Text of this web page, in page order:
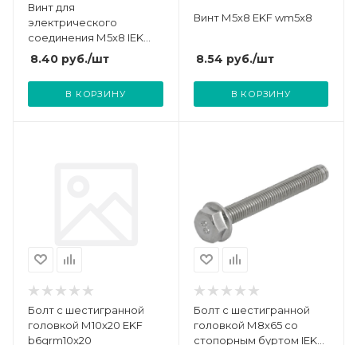
Винт для
электрического
соединения М5х8 IEK
CMZ12-VT-05-008
8.40 руб./шт
В КОРЗИНУ
Винт М5х8 EKF wm5x8
8.54 руб./шт
В КОРЗИНУ
Болт с шестигранной
головкой М10х20 EKF
b6grm10x20
Болт с шестигранной
головкой М8х65 со
стопорным буртом IEK